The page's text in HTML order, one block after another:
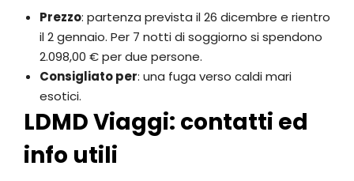
Prezzo: partenza prevista il 26 dicembre e rientro
il 2 gennaio. Per 7 notti di soggiorno si spendono
2.098,00 € per due persone.
Consigliato per: una fuga verso caldi mari
esotici.
LDMD Viaggi: contatti ed
info utili